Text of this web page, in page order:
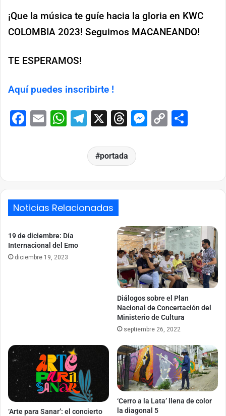
¡Que la música te guíe hacia la gloria en KWC
COLOMBIA 2023! Seguimos MACANEANDO!
TE ESPERAMOS!
Aquí puedes inscribirte !
Facebook
EmailWhatsApp
Telegram
X ThreadsCopy
portada
Noticias Relacionadas
19 de diciembre: Día
Internacional del Emo
diciembre 19, 2023
Diálogos sobre el Plan
Nacional de Concertación del
Ministerio de Cultura
septiembre 26, 2022
‘Arte para Sanar’: el concierto
‘Cerro a la Lata’ llena de color
la diagonal 5